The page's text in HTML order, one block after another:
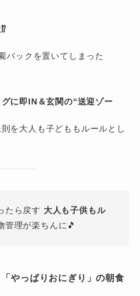
バックを置いてしまった
グに即IN＆玄関の“送迎ゾー
を大人も子どももルールとし
たら戻す 大人も子供もル
管理が楽ちんに🎵
やっぱりおにぎり」の朝食